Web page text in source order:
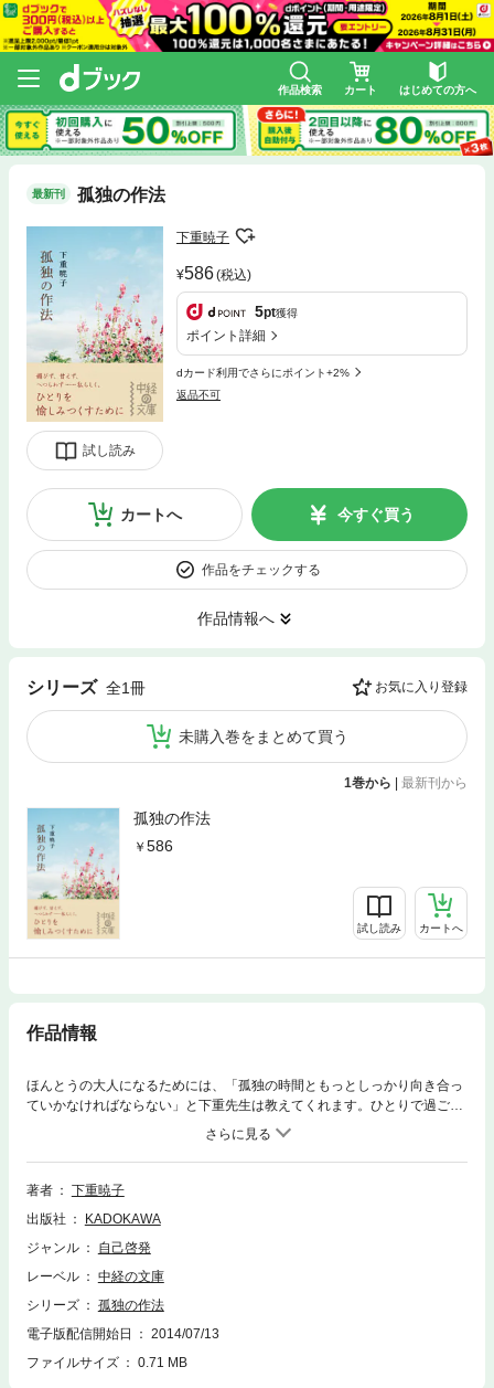
作品検索 カート はじめての方へ
最新刊 孤独の作法
試し読み
下重暁子
586(税込)
5pt獲得
ポイント詳細
dカード利用でさらにポイント+2%
返品不可
カートへ 今すぐ買う
作品をチェックする
作品情報へ
シリーズ 全1冊 お気に入り登録
未購入巻をまとめて買う
1巻から | 最新刊から
孤独の作法
586
試し読み カートへ
作品情報
ほんとうの大人になるためには、「孤独の時間ともっとしっかり向き合っ
ていかなければならない」と下重先生は教えてくれます。ひとりで過ごす
時間こそが自分を成長させ、結果、周りの人との付き合いもうまくのでし
ょう。よりよい毎日を送るためにも、本書をきっかけに自分自身と向き合
ってみませんか？
著者
下重暁子
出版社
KADOKAWA
ジャンル
自己啓発
レーベル
中経の文庫
シリーズ
孤独の作法
電子版配信開始日
2014/07/13
ファイルサイズ
0.71 MB